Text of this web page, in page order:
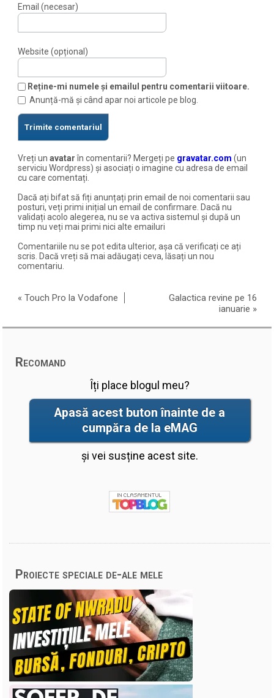
Email (necesar)
Website (opțional)
Reține-mi numele și emailul pentru comentarii viitoare.
Anunță-mă și când apar noi articole pe blog.
Vreți unavatarîn comentarii? Mergeți pe gravatar.com (un
serviciu Wordpress) și asociați o imagine cu adresa de email
cu care comentați.
Dacă ați bifat să fiți anunțați prin email de noi comentarii sau
posturi, veți primi inițial un email de confirmare. Dacă nu
validați acolo alegerea, nu se va activa sistemul și după un
timp nu veți mai primi nici alte emailuri
Comentariile nu se pot edita ulterior, așa că verificați ce ați
scris. Dacă vreți să mai adăugați ceva, lăsați un nou
comentariu.
«Touch Pro la Vodafone
Galactica revine pe 16
ianuarie »
Recomand
Îți place blogul meu?
Apasă acest buton înainte de a
cumpăra de la eMAG
și vei susține acest site.
Proiecte speciale de-ale mele